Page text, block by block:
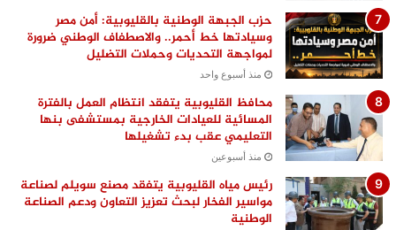
حزب الجبهة الوطنية بالقليوبية: أمن مصر
وسيادتها خط أحمر.. والاصطفاف الوطني ضرورة
لمواجهة التحديات وحملات التضليل
منذ أسبوع واحد
محافظ القليوبية يتفقد انتظام العمل بالفترة
المسائية للعيادات الخارجية بمستشفى بنها
التعليمي عقب بدء تشغيلها
منذ أسبوعين
رئيس مياه القليوبية يتفقد مصنع سويلم لصناعة
مواسير الفخار لبحث تعزيز التعاون ودعم الصناعة
الوطنية